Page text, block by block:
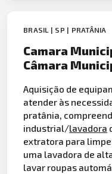
BRASIL | SP | PRATÂNIA
Camara
Câmara
Aquisição de
atender às
pratânia,
industrial/lavadora
extratora para
uma lavadora de
lavar roupas